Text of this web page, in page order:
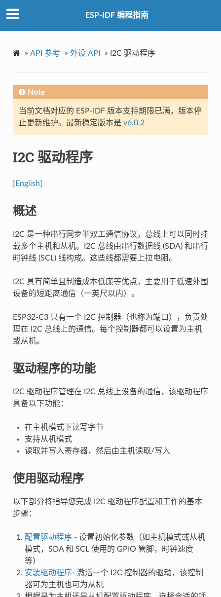
ESP-IDF 编程指南
» API 参考 » 外设 API » I2C 驱动程序
Note
当前文档对应的 ESP-IDF 版本支持期限已满，版本停
止更新维护。最新稳定版本是 v6.0.2
I2C 驱动程序
[English]
概述
I2C 是一种串行同步半双工通信协议，总线上可以同时挂
载多个主机和从机。I2C 总线由串行数据线 (SDA) 和串行
时钟线 (SCL) 线构成。这些线都需要上拉电阻。
I2C 具有简单且制造成本低廉等优点，主要用于低速外围
设备的短距离通信（一英尺以内）。
ESP32-C3 只有一个 I2C 控制器（也称为端口），负责处
理在 I2C 总线上的通信。每个控制器都可以设置为主机
或从机。
驱动程序的功能
I2C 驱动程序管理在 I2C 总线上设备的通信，该驱动程序
具备以下功能：
在主机模式下读写字节
支持从机模式
读取并写入寄存器，然后由主机读取/写入
使用驱动程序
以下部分将指导您完成 I2C 驱动程序配置和工作的基本
步骤：
配置驱动程序 - 设置初始化参数（如主机模式或从机
模式，SDA 和 SCL 使用的 GPIO 管脚，时钟速度
等）
安装驱动程序- 激活一个 I2C 控制器的驱动，该控制
器可为主机也可为从机